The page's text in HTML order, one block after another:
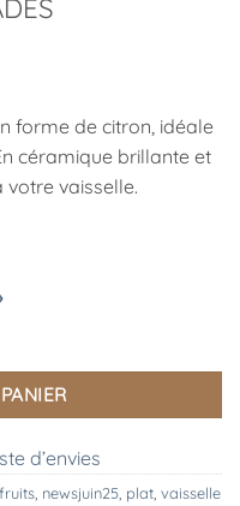
forme de citron, idéale
céramique brillante et
vaisselle.
d’envies
fruits, newsjuin25, plat, vaisselle